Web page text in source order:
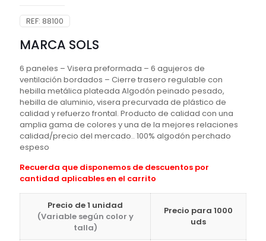
REF: 88100
MARCA SOLS
6 paneles – Visera preformada – 6 agujeros de
ventilación bordados – Cierre trasero regulable con
hebilla metálica plateada Algodón peinado pesado,
hebilla de aluminio, visera precurvada de plástico de
calidad y refuerzo frontal. Producto de calidad con una
amplia gama de colores y una de la mejores relaciones
calidad/precio del mercado.. 100% algodón perchado
espeso
Recuerda que disponemos de descuentos por
cantidad aplicables en el carrito
Precio de 1 unidad
(Variable según color y
talla)
Precio para 1000
uds